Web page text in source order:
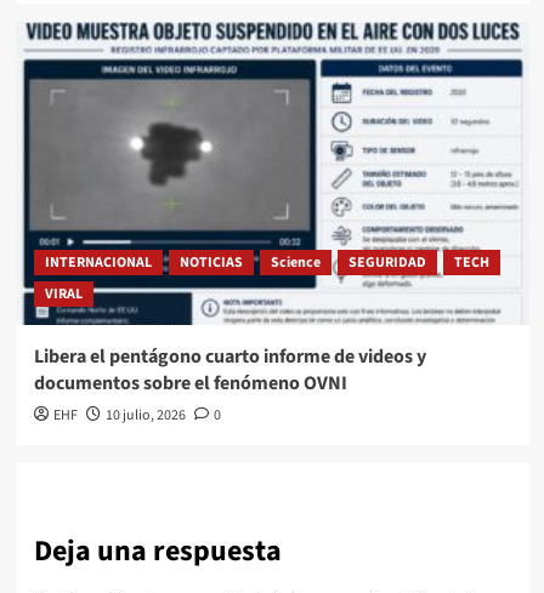
INTERNACIONAL NOTICIAS Science SEGURIDAD
TECH
VIRAL
Libera el pentágono cuarto informe de videos y
documentos sobre el fenómeno OVNI
EHF 10 julio, 2026 0
Deja una respuesta